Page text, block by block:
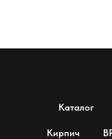
Каталог
Кирпич